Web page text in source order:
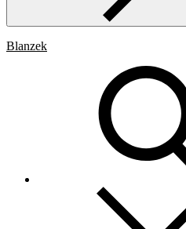
Blanzek